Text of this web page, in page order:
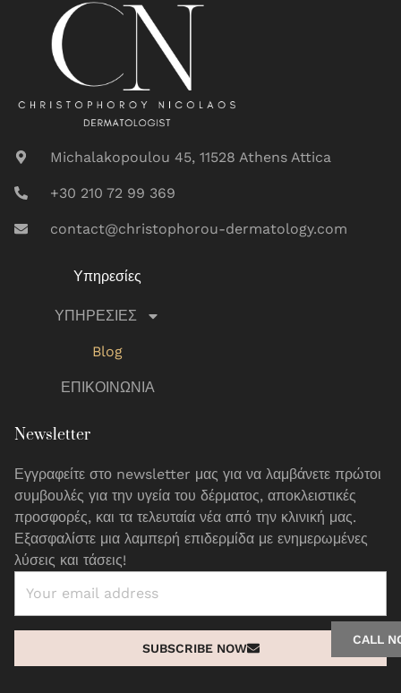
CALL
Michalakopoulou 45, 11528 Athens Attica
+30 210 72 99 369
contact@christophorou-dermatology.com
Υπηρεσίες
ΥΠΗΡΕΣΙΕΣ
Blog
ΕΠΙΚΟΙΝΩΝΙΑ
Newsletter
Εγγραφείτε στο newsletter μας για να λαμβάνετε πρώτοι
συμβουλές για την υγεία του δέρματος, αποκλειστικές
προσφορές, και τα τελευταία νέα από την κλινική μας.
Εξασφαλίστε μια λαμπερή επιδερμίδα με ενημερωμένες
λύσεις και τάσεις!
SUBSCRIBE NOW